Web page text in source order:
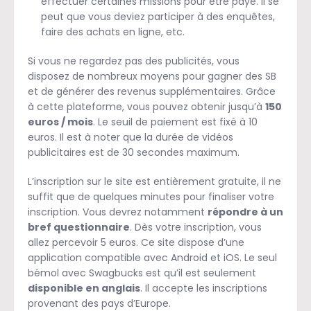
peut que vous deviez participer à des enquêtes,
faire des achats en ligne, etc.
Si vous ne regardez pas des publicités, vous
disposez de nombreux moyens pour gagner des SB
et de générer des revenus supplémentaires. Grâce
à cette plateforme, vous pouvez obtenir jusqu’à 150
euros / mois. Le seuil de paiement est fixé à 10
euros. Il est à noter que la durée de vidéos
publicitaires est de 30 secondes maximum.
L’inscription sur le site est entièrement gratuite, il ne
suffit que de quelques minutes pour finaliser votre
inscription. Vous devrez notamment répondre à un
bref questionnaire. Dès votre inscription, vous
allez percevoir 5 euros. Ce site dispose d’une
application compatible avec Android et iOS. Le seul
bémol avec Swagbucks est qu’il est seulement
disponible en anglais. Il accepte les inscriptions
provenant des pays d’Europe.